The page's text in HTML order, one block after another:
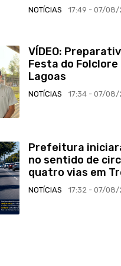
NOTÍCIAS 17:49 - 07/08/
VÍDEO:
Festa do Folclore
Lagoas
NOTÍCIAS 17:34 - 07/08/
Prefeitura
no sentido de
quatro vias em
NOTÍCIAS 17:32 - 07/08/